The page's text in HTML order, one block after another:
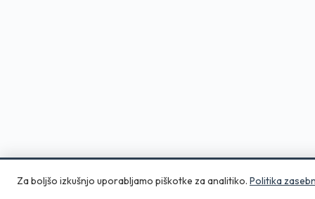
Za boljšo izkušnjo uporabljamo piškotke za analitiko. Politika